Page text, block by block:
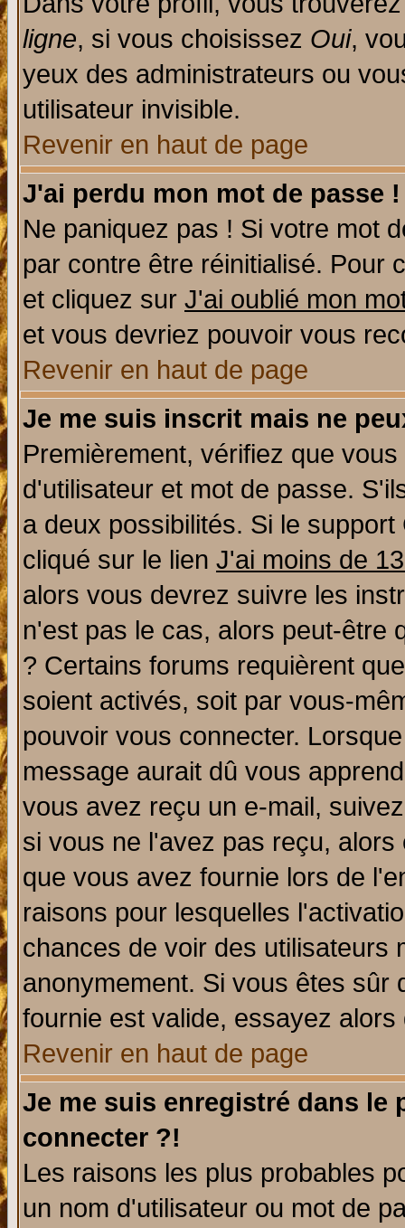
ligne, si vous choisissez Oui,
yeux des administrateurs ou
utilisateur invisible.
Revenir en haut de page
J'ai perdu mon mot de passe !
Ne paniquez pas ! Si votre mot
par contre être réinitialisé. Pour
et cliquez sur J'ai oublié mon
et vous devriez pouvoir vous
Revenir en haut de page
Je me suis inscrit mais ne
Premièrement, vérifiez que
d'utilisateur et mot de passe.
a deux possibilités. Si le
cliqué sur le lien J'ai moins de
alors vous devrez suivre les
n'est pas le cas, alors peut-être
? Certains forums requièrent
soient activés, soit par vous-
pouvoir vous connecter.
message aurait dû vous
vous avez reçu un e-mail,
si vous ne l'avez pas reçu,
que vous avez fournie lors de
raisons pour lesquelles
chances de voir des utilisateurs
anonymement. Si vous êtes sûr
fournie est valide, essayez
Revenir en haut de page
Je me suis enregistré dans le
connecter ?!
Les raisons les plus probables
un nom d'utilisateur ou mot de